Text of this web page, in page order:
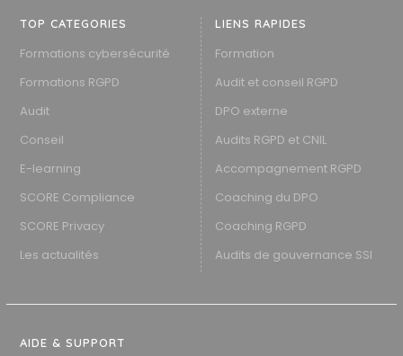
TOP CATEGORIES
Formations cybersécurité
Formations RGPD
Audit
Conseil
E-learning
SCORE Compliance
SCORE Privacy
Les actualités
LIENS RAPIDES
Formation
Audit et conseil RGPD
DPO externe
Audits RGPD et CNIL
Accompagnement RGPD
Coaching du DPO
Coaching RGPD
Audits de gouvernance SSI
AIDE & SUPPORT